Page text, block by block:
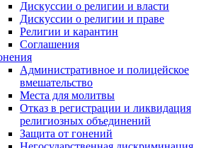
Дискуссии о религии и власти
Дискуссии о религии и праве
Религии и карантин
Соглашения
Административное и полицейское
вмешательство
Места для молитвы
Отказ в регистрации и ликвидация
религиозных объединений
Защита от гонений